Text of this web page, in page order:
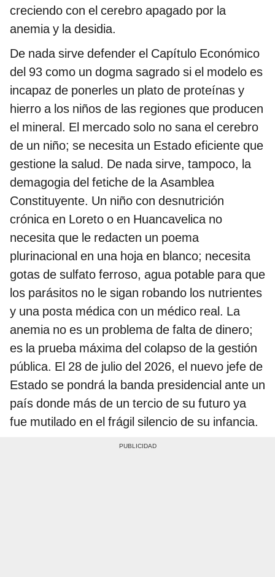
creciendo con el cerebro apagado por la
anemia y la desidia.
De nada sirve defender el Capítulo Económico
del 93 como un dogma sagrado si el modelo es
incapaz de ponerles un plato de proteínas y
hierro a los niños de las regiones que producen
el mineral. El mercado solo no sana el cerebro
de un niño; se necesita un Estado eficiente que
gestione la salud. De nada sirve, tampoco, la
demagogia del fetiche de la Asamblea
Constituyente. Un niño con desnutrición
crónica en Loreto o en Huancavelica no
necesita que le redacten un poema
plurinacional en una hoja en blanco; necesita
gotas de sulfato ferroso, agua potable para que
los parásitos no le sigan robando los nutrientes
y una posta médica con un médico real. La
anemia no es un problema de falta de dinero;
es la prueba máxima del colapso de la gestión
pública. El 28 de julio del 2026, el nuevo jefe de
Estado se pondrá la banda presidencial ante un
país donde más de un tercio de su futuro ya
fue mutilado en el frágil silencio de su infancia.